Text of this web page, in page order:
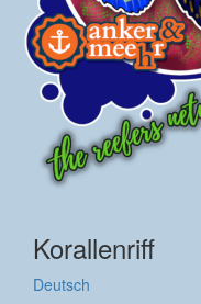
Korallenriff
Deutsch